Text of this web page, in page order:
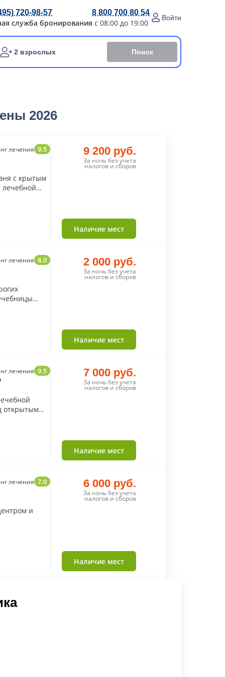
720-98-57 8 800 700 80 54
служба бронирования с 08:00 до 19:00
Войти
2 взрослых Поиск
2026
лечения 9.5
с крытым
9 200 руб.
За ночь без учета
налогов и сборов
Наличие мест
лечения 8.0 2 000 руб.
За ночь без учета
налогов и сборов
Наличие мест
лечения 9.5
открытым
7 000 руб.
За ночь без учета
налогов и сборов
Наличие мест
лечения 7.0
и
6 000 руб.
За ночь без учета
налогов и сборов
Наличие мест